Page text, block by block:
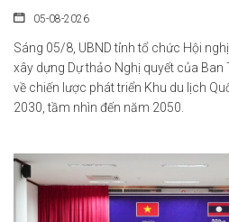
05-08-2026
Sáng 05/8, UBND tỉnh tổ chức Hội
xây dựng Dự thảo Nghị quyết của Ban
về chiến lược phát triển Khu du lịch
2030, tầm nhìn đến năm 2050.